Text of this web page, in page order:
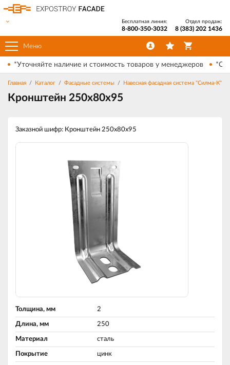
Меню
Бесплатная линия:
8-800-350-3032
Отдел продаж:
8 (383) 202 1436
*Уточняйте наличие и стоимость товаров у менеджеров
Главная Каталог Фасадные системы Навесная фасадная система "Силма-К"
Кронштейн 250х80х95
Заказной шифр: Кронштейн 250х80х95
Толщина, мм 2
Длина, мм 250
Материал сталь
Покрытие цинк